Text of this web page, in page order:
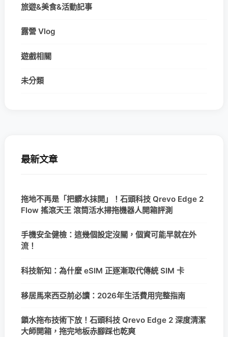
旅遊&美食&活動記事
露營 Vlog
遊戲相關
未分類
最新文章
拖地不再是「把髒水抹開」！石頭科技 Qrevo Edge 2
Flow 搖滾天王 滾筒活水掃拖機器人開箱評測
手機安全健檢：這幾個設定沒關，個資可能早就在外
流！
科技新知：為什麼 eSIM 正逐漸取代傳統 SIM 卡
移居馬來西亞前必讀：2026年生活費用完整指南
鎖水拖布技術下放！石頭科技 Qrevo Edge 2 深度清潔
大師開箱，拖完地板赤腳踩也乾爽